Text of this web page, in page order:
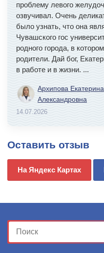
проблему левого
озвучивал. Очень
было узнать, что она
Чувашского гос
родного города, в
родители. Дай бог,
в работе и в жизни. ...
Архипова Екатерина
Александровна
14.07.2026
Оставить отзыв
На Яндекс Картах